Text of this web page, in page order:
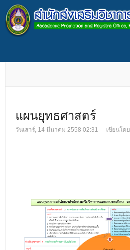
แผนยุทธศาสตร์
วันเสาร์, 14 มีนาคม 2558 02:31 เขียนโดย